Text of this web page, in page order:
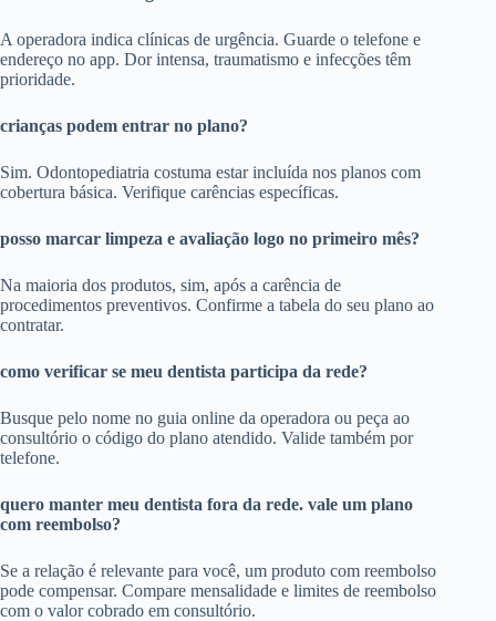
A operadora indica clínicas de urgência. Guarde o telefone e
endereço no app. Dor intensa, traumatismo e infecções têm
prioridade.
crianças podem entrar no plano?
Sim. Odontopediatria costuma estar incluída nos planos com
cobertura básica. Verifique carências específicas.
posso marcar limpeza e avaliação logo no primeiro mês?
Na maioria dos produtos, sim, após a carência de
procedimentos preventivos. Confirme a tabela do seu plano ao
contratar.
como verificar se meu dentista participa da rede?
Busque pelo nome no guia online da operadora ou peça ao
consultório o código do plano atendido. Valide também por
telefone.
quero manter meu dentista fora da rede. vale um plano
com reembolso?
Se a relação é relevante para você, um produto com reembolso
pode compensar. Compare mensalidade e limites de reembolso
com o valor cobrado em consultório.